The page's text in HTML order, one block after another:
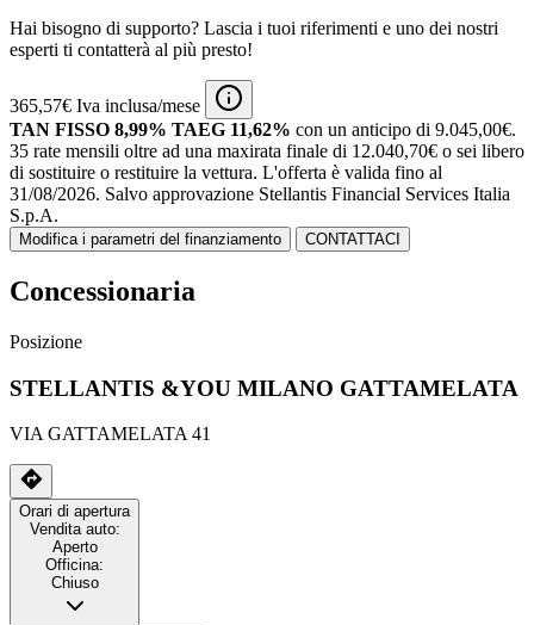
Hai bisogno di supporto? Lascia i tuoi riferimenti e uno dei nostri
esperti ti contatterà al più presto!
365,57€ Iva inclusa/mese
TAN FISSO 8,99% TAEG 11,62% con un anticipo di 9.045,00€.
35 rate mensili oltre ad una maxirata finale di 12.040,70€ o sei libero
di sostituire o restituire la vettura. L'offerta è valida fino al
31/08/2026. Salvo approvazione Stellantis Financial Services Italia
S.p.A.
Modifica i parametri del finanziamento CONTATTACI
Concessionaria
Posizione
STELLANTIS &YOU MILANO GATTAMELATA
VIA GATTAMELATA 41
Orari di apertura
Vendita auto:
Aperto
Officina:
Chiuso